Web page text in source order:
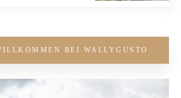
BEI WALLYGUSTO